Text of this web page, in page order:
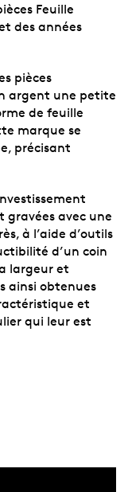
Feuille
des années
pièces
argent une petite
de feuille
marque se
précisant
gravées avec une
à l’aide d’outils
d’un coin
largeur et
ainsi obtenues
et
qui leur est
canadienne.